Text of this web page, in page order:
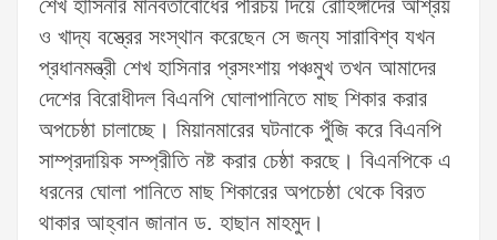
শেখ হাসিনার মানবতাবোধের পরিচয় দিয়ে রোহিঙ্গাদের আশ্রয়
ও খাদ্য বস্ত্রের সংস্থান করেছেন সে জন্য সারাবিশ্ব যখন
প্রধানমন্ত্রী শেখ হাসিনার প্রসংশায় পঞ্চমুখ তখন আমাদের
দেশের বিরোধীদল বিএনপি ঘোলাপানিতে মাছ শিকার করার
অপচেষ্ঠা চালাচ্ছে। মিয়ানমারের ঘটনাকে পুঁজি করে বিএনপি
সাম্প্রদায়িক সম্প্রীতি নষ্ট করার চেষ্ঠা করছে। বিএনপিকে এ
ধরনের ঘোলা পানিতে মাছ শিকারের অপচেষ্ঠা থেকে বিরত
থাকার আহ্বান জানান ড. হাছান মাহমুদ।